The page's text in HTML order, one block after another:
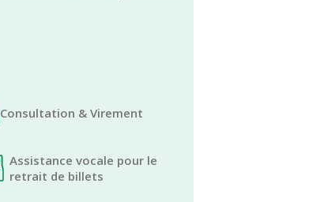
Consultation & Virement
Assistance vocale pour le
retrait de billets